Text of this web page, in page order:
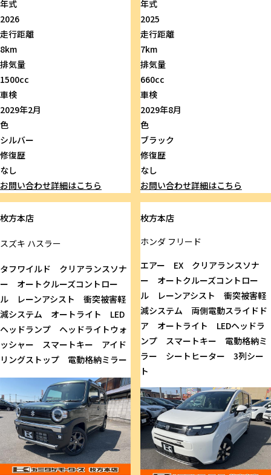
年式
2026
走行距離
8km
排気量
1500cc
車検
2029年2月
色
シルバー
修復歴
なし
お問い合わせ詳細はこちら
年式
2025
走行距離
7km
排気量
660cc
車検
2029年8月
色
ブラック
修復歴
なし
お問い合わせ詳細はこちら
枚方本店
スズキ ハスラー
タフワイルド クリアランスソナ
ー オートクルーズコントロー
ル レーンアシスト 衝突被害軽
減システム オートライト LED
ヘッドランプ ヘッドライトウォ
ッシャー スマートキー アイド
リングストップ 電動格納ミラー
枚方本店
ホンダフリード
エアー EX クリアランスソナ
ー オートクルーズコントロー
ル レーンアシスト 衝突被害軽
減システム 両側電動スライドド
ア オートライト LEDヘッドラ
ンプ スマートキー 電動格納ミ
ラー シートヒーター 3列シー
ト